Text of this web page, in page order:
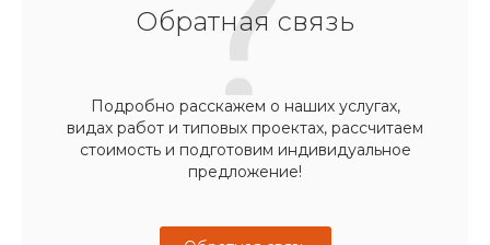
Обратная связь
Подробно расскажем о наших услугах,
видах работ и типовых проектах, рассчитаем
стоимость и подготовим индивидуальное
предложение!